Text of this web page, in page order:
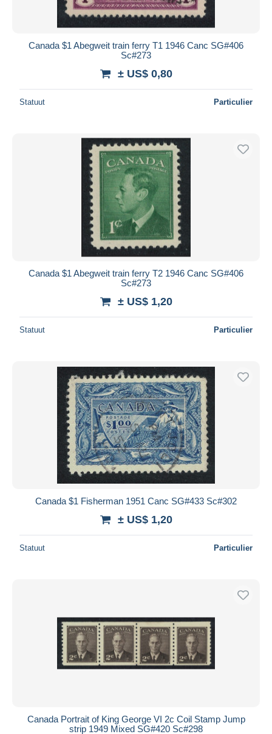
Canada $1 Abegweit train ferry T1 1946 Canc SG#406
Sc#273
± US$ 0,80
Statuut Particulier
Canada $1 Abegweit train ferry T2 1946 Canc SG#406
Sc#273
± US$ 1,20
Statuut Particulier
Canada $1 Fisherman 1951 Canc SG#433 Sc#302
± US$ 1,20
Statuut Particulier
Canada Portrait of King George VI 2c Coil Stamp Jump
strip 1949 Mixed SG#420 Sc#298